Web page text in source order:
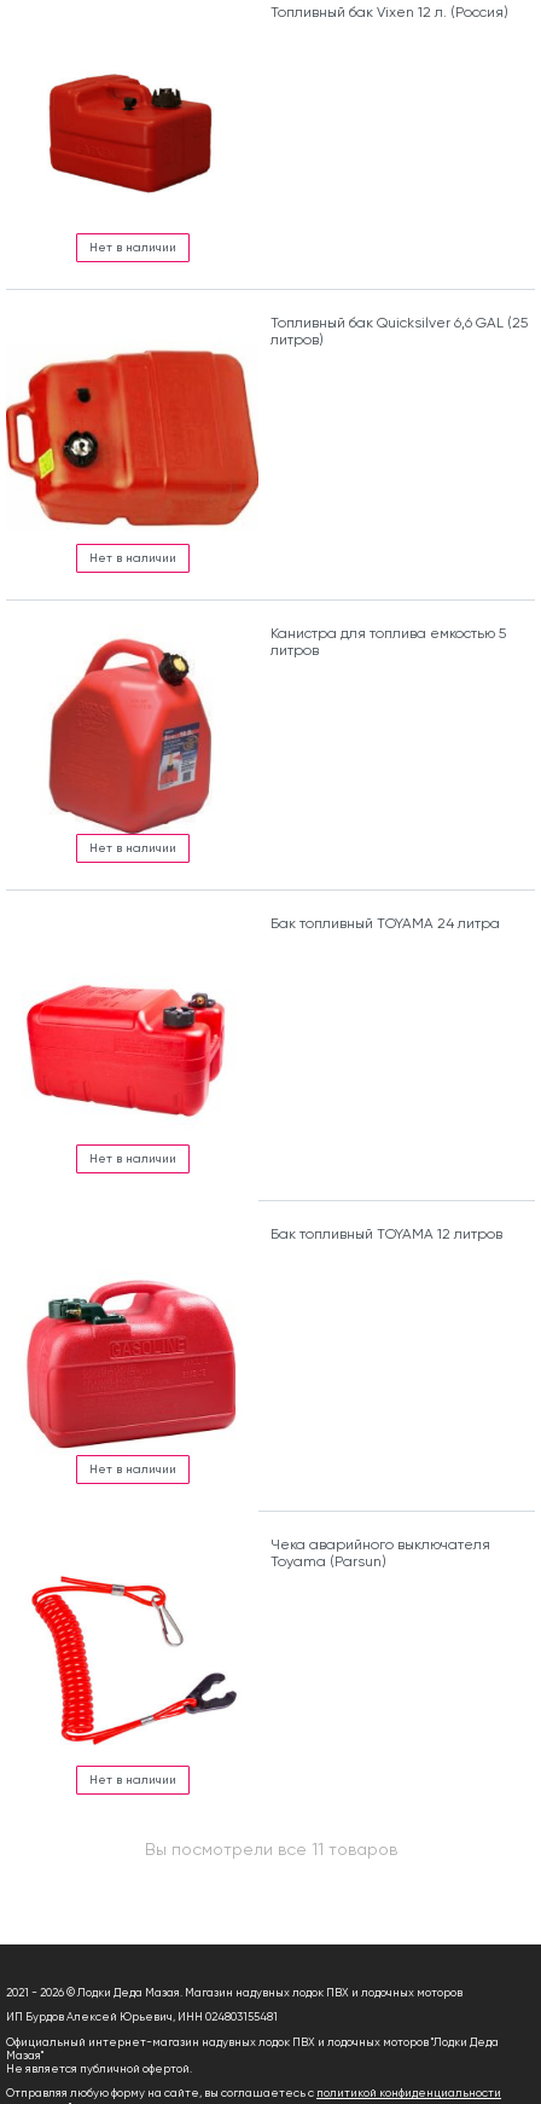
Нет в наличии
Топливный бак Vixen 12 л. (Россия)
Нет в наличии
Топливный бак Quicksilver 6,6 GAL (25
литров)
Нет в наличии
Канистра для топлива емкостью 5
литров
Нет в наличии
Бак топливный TOYAMA 24 литра
Нет в наличии
Бак топливный TOYAMA 12 литров
Нет в наличии
Чека аварийного выключателя
Toyama (Parsun)
Вы посмотрели все 11 товаров
2021 - 2026 © Лодки Деда Мазая. Магазин надувных лодок ПВХ и лодочных моторов
ИП Бурдов Алексей Юрьевич, ИНН 024803155481
Официальный интернет-магазин надувных лодок ПВХ и лодочных моторов "Лодки Деда
Мазая"
Не является публичной офертой.
Отправляя любую форму на сайте, вы соглашаетесь с политикой конфиденциальности